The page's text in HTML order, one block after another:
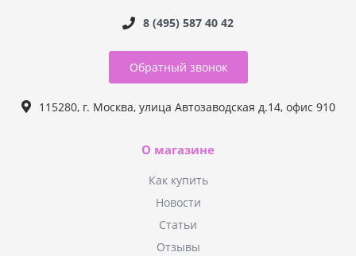
8 (495) 587 40 42
Обратный звонок
115280, г. Москва, улица Автозаводская д.14, офис 910
О магазине
Как купить
Новости
Статьи
Отзывы